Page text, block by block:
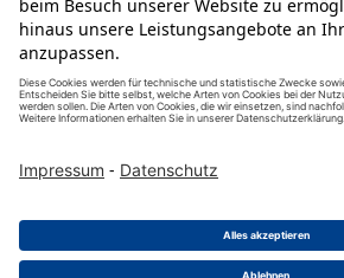
Audio RCA Serie
ACJR-SBK
Audio RCA Serie; Kabeldose; SAT; schwarz
Liefereinheit: 25 Stück
Zum Produkt